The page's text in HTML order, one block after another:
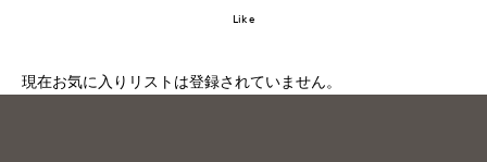
Like
現在お気に入りリストは登録されていません。